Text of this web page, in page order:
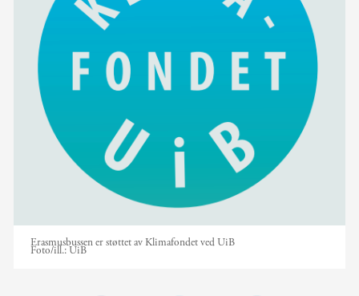
Erasmusbussen er støttet av Klimafondet ved UiB
Foto/ill.:UiB